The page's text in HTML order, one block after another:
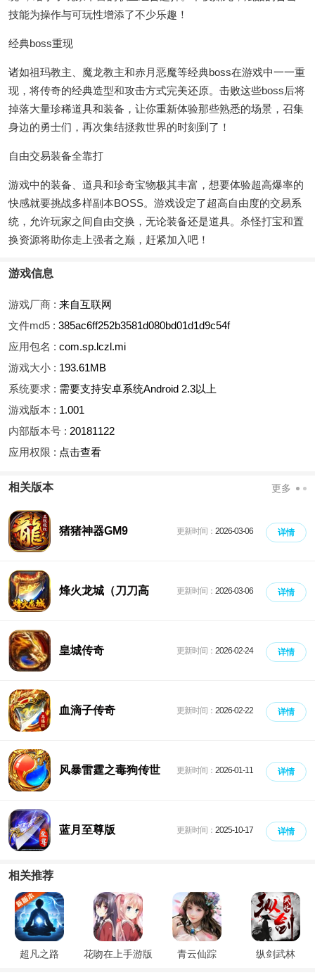
技能为操作与可玩性增添了不少乐趣！
经典boss重现
诸如祖玛教主、魔龙教主和赤月恶魔等经典boss在游戏中一一重
现，将传奇的经典造型和攻击方式完美还原。击败这些boss后将
掉落大量珍稀道具和装备，让你重新体验那些熟悉的场景，召集
身边的勇士们，再次集结拯救世界的时刻到了！
自由交易装备全靠打
游戏中的装备、道具和珍奇宝物极其丰富，想要体验超高爆率的
快感就要挑战多样副本BOSS。游戏设定了超高自由度的交易系
统，允许玩家之间自由交换，无论装备还是道具。杀怪打宝和置
换资源将助你走上强者之巅，赶紧加入吧！
游戏信息
游戏厂商 : 来自互联网
文件md5 : 385ac6ff252b3581d080bd01d1d9c54f
应用包名 : com.sp.lczl.mi
游戏大小 : 193.61MB
系统要求 : 需要支持安卓系统Android 2.3以上
游戏版本 : 1.001
内部版本号 : 20181122
应用权限 : 点击查看
相关版本 更多
猪猪神器GM9 更新时间： 2026-03-06 详情
烽火龙城（刀刀高 更新时间： 2026-03-06 详情
皇城传奇 更新时间： 2026-02-24 详情
血滴子传奇 更新时间： 2026-02-22 详情
风暴雷霆之毒狗传世 更新时间： 2026-01-11 详情
蓝月至尊版 更新时间： 2025-10-17 详情
相关推荐
超凡之路
花吻在上手游版
青云仙踪 纵剑武林